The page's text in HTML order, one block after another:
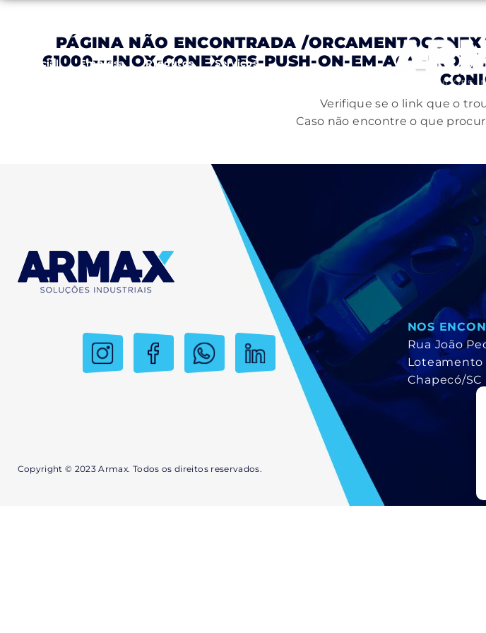
Inicial Empresa Produtos Serviços
PÁGINA NÃO ENCONTRADA /
61000---INOX-CONEXOES-PUSH-ON-EM-ACO-
Verifique se o link que o
Caso não encontre o que
NOS
Rua João
Loteamento
Chapecó/SC
Copyright © 2023 Armax. Todos os direitos reservados.